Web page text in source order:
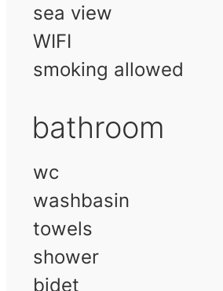
sea view
WIFI
smoking allowed
bathroom
wc
washbasin
towels
shower
bidet